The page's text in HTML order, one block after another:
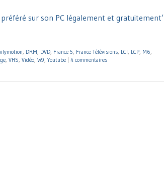
sur son PC légalement et gratuitement’
, DRM, DVD, France 5, France Télévisions, LCI, LCP, M6,
, VHS, Vidéo, W9,Youtube 4 commentaires